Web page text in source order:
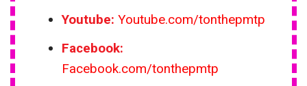
Youtube: Youtube.com/tonthepmtp
Facebook:
Facebook.com/tonthepmtp